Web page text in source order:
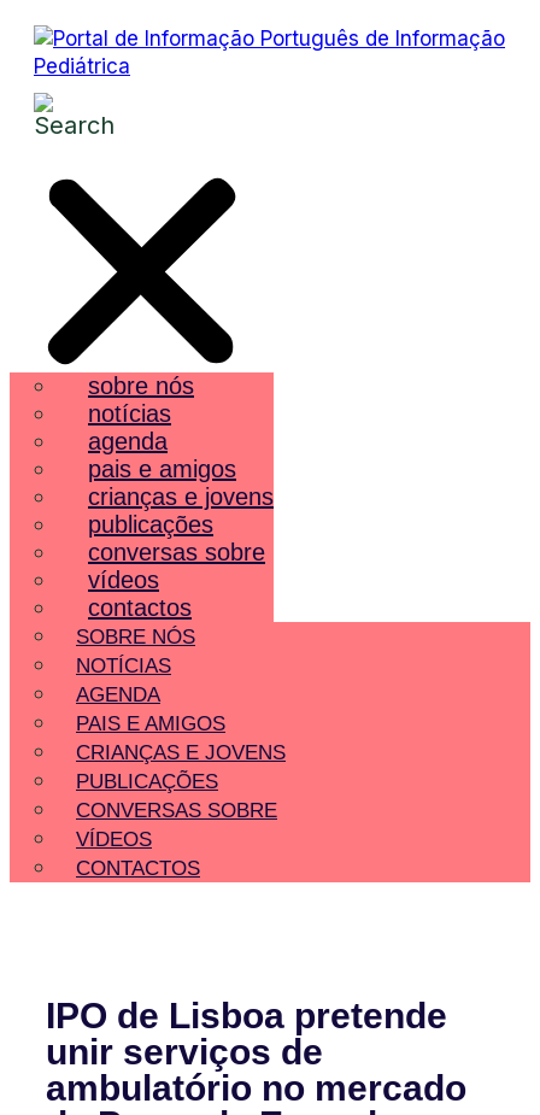
sobre nós
notícias
agenda
pais e amigos
crianças e jovens
publicações
conversas sobre
vídeos
contactos
SOBRE NÓS
NOTÍCIAS
AGENDA
PAIS E AMIGOS
CRIANÇAS E JOVENS
PUBLICAÇÕES
CONVERSAS SOBRE
VÍDEOS
CONTACTOS
IPO de Lisboa pretende
unir serviços de
ambulatório no mercado